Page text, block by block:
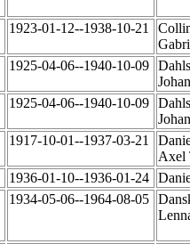
1923-01-12--1938-10-21
1925-04-06--1940-10-09
1925-04-06--1940-10-09
1917-10-01--1937-03-21
Axel
1936-01-10--1936-01-24
1934-05-06--1964-08-05